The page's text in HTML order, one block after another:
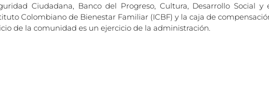
Ciudadana, Banco del Progreso, Cultura, Desarrollo Social y
Colombiano de Bienestar Familiar (ICBF) y la caja de
de la comunidad es un ejercicio de la administración.